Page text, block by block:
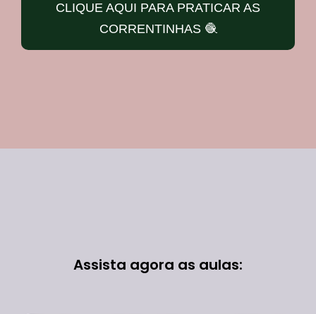
CLIQUE AQUI PARA PRATICAR AS
CORRENTINHAS 🧶
Assista agora as aulas: